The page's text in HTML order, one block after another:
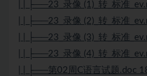
| | ├──23_录像 (1)_转_标准
| | ├──23_录像 (2)_转_标准
| | ├──23_录像 (3)_转_标准
| | ├──23_录像 (4)_转_标准
| | ├──第02周C语言试题.doc